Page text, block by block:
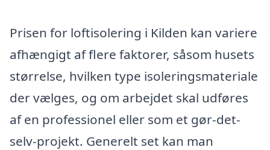
Prisen for loftisolering i Kilden kan variere
afhængigt af flere faktorer, såsom husets
størrelse, hvilken type isoleringsmateriale
der vælges, og om arbejdet skal udføres
af en professionel eller som et gør-det-
selv-projekt. Generelt set kan man